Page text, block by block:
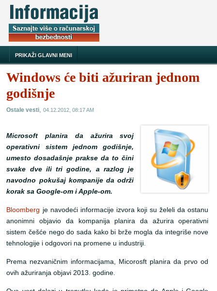
PRIKAŽI GLAVNI MENI
Windows će biti ažuriran jednom
godišnje
Ostale vesti,04.12.2012, 08:17 AM
Microsoft planira da ažurira svoj
operativni sistem jednom godišnje,
umesto dosadašnje prakse da to čini
svake dve ili tri godine, a razlog je
navodno pokušaj kompanije da održi
korak sa Google-om i Apple-om.
Bloomberg je navodeći informacije izvora koji su želeli da ostanu
anonimni objavio da kompanija planira da ažurira operativni
sistem češće nego do sada kako bi brže mogla da integriše nove
tehnologije i odgovori na promene u industriji.
Prema nezvaničnim informacijama, Micorosft planira da prvo od
ovih ažuriranja objavi 2013. godine.